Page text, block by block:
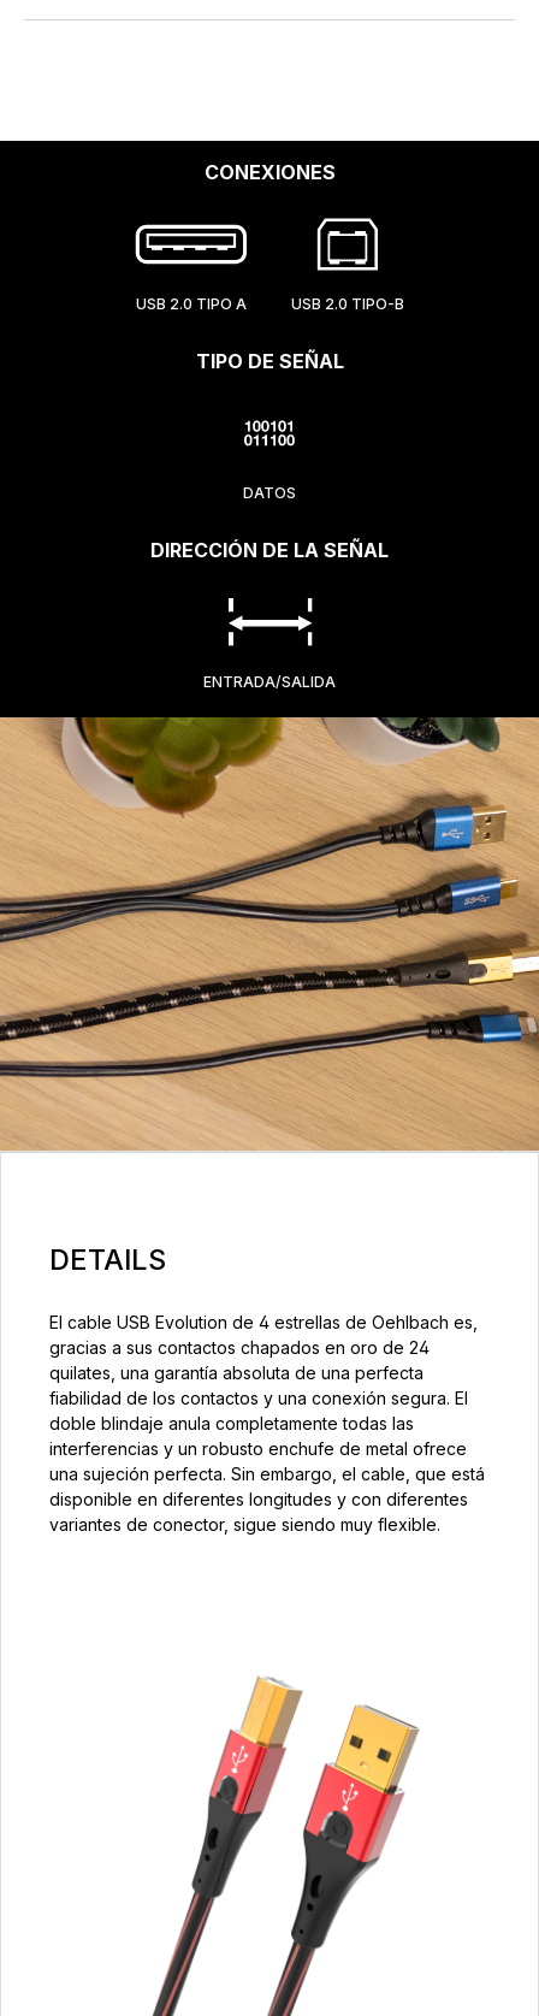
CONEXIONES
USB 2.0 TIPO A USB 2.0 TIPO-B
TIPO DE SEÑAL
DATOS
DIRECCIÓN DE LA SEÑAL
ENTRADA/SALIDA
DETAILS
El cable USB Evolution de 4 estrellas de Oehlbach es,
gracias a sus contactos chapados en oro de 24
quilates, una garantía absoluta de una perfecta
fiabilidad de los contactos y una conexión segura. El
doble blindaje anula completamente todas las
interferencias y un robusto enchufe de metal ofrece
una sujeción perfecta. Sin embargo, el cable, que está
disponible en diferentes longitudes y con diferentes
variantes de conector, sigue siendo muy flexible.